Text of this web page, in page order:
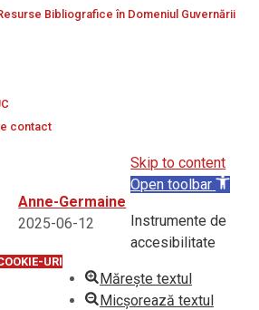
Bibliografice în Domeniul Guvernării
contact
Anne-Germaine
2025-06-12
URI
Skip to content
Open toolbar
Instrumente de
accesibilitate
Mărește textul
Micșorează textul